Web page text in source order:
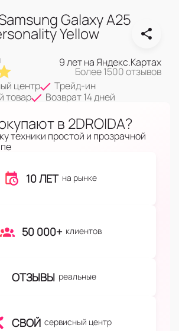
Galaxy A25
Yellow
9 лет на Яндекс.Картах
Более 1500 отзывов
центр
Трейд-ин
товар
Возврат 14 дней
в 2DROIDA?
техники простой и прозрачной
10 ЛЕТ на рынке
50 000+ клиентов
ОТЗЫВЫ реальные
СВОЙ сервисный центр